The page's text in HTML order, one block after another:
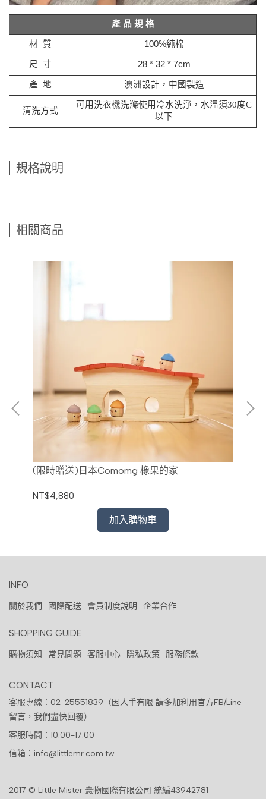
產 品 規 格
材 質 100%純棉
尺 寸 28 * 32 * 7cm
產 地 澳洲設計，中國製造
清洗方式
可用洗衣機洗滌使用冷水洗淨，水溫須30度C
以下
規格說明
相關商品
(限時贈送)日本Comomg 橡果的家
NT$4,880
加入購物車
INFO
關於我們 國際配送 會員制度說明 企業合作
SHOPPING GUIDE
購物須知 常見問題 客服中心 隱私政策 服務條款
CONTACT
客服專線：02-25551839（因人手有限 請多加利用官方FB/Line
留言，我們盡快回覆）
客服時間：10:00-17:00
信箱：info@littlemr.com.tw
2017 © Little Mister 憙物國際有限公司 統編43942781